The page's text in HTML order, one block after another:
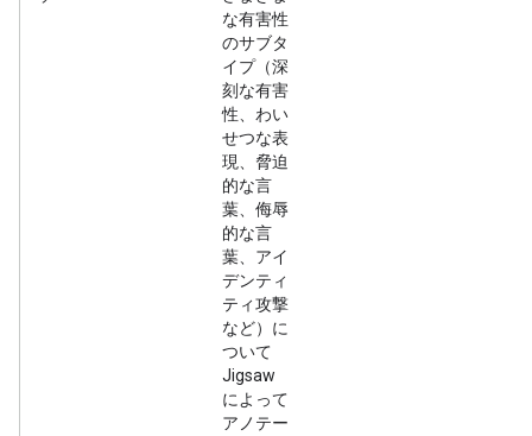
な有害性
のサブタ
イプ（深
刻な有害
性、わい
せつな表
現、脅迫
的な言
葉、侮辱
的な言
葉、アイ
デンティ
ティ攻撃
など）に
ついて
Jigsaw
によって
アノテー